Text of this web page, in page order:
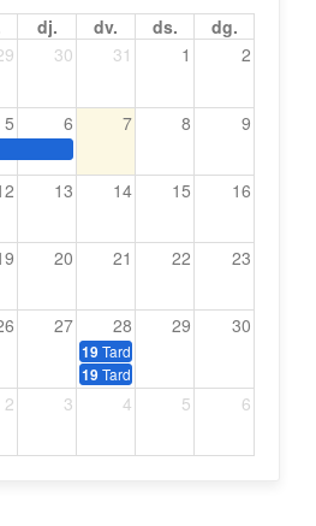
dj. dv. ds.
dg.
30 31 1 2
5 6 7 8 9
13 14 15 16
20 21 22 23
27 28 29 30
19 Tardeo amb música dels 70, 80
19 Tardeo amb música dels 70, 80
2 3 4 5 6